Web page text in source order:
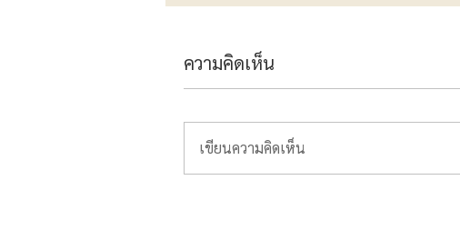
ความคิดเห็น
เขียนความคิดเห็น